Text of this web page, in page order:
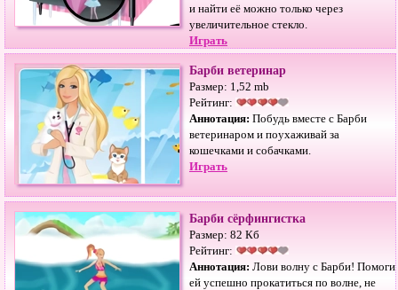
и найти её можно только через
увеличительное стекло.
Играть
Барби ветеринар
Размер: 1,52 mb
Рейтинг:
Аннотация: Побудь вместе с Барби
ветеринаром и поухаживай за
кошечками и собачками.
Играть
Барби сёрфингистка
Размер: 82 Кб
Рейтинг:
Аннотация: Лови волну с Барби! Помоги
ей успешно прокатиться по волне, не